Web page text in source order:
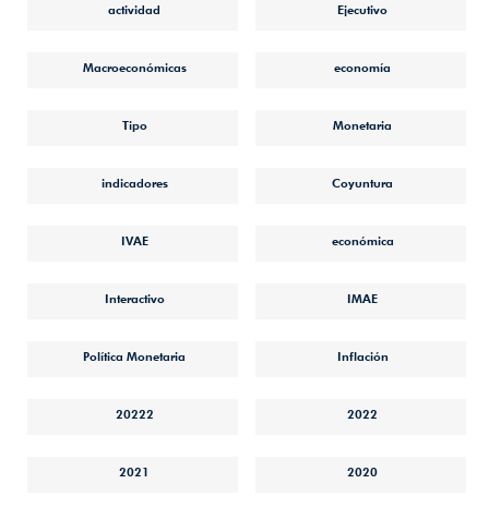
actividad Ejecutivo
Macroeconómicas economía
Tipo Monetaria
indicadores Coyuntura
IVAE económica
Interactivo IMAE
Política Monetaria Inflación
20222 2022
2021 2020